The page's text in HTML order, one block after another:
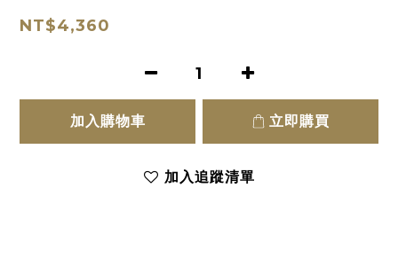
NT$4,360
加入購物車 立即購買
加入追蹤清單